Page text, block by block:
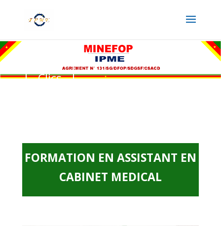
Clics
FORMATION EN ASSISTANT EN
CABINET MEDICAL